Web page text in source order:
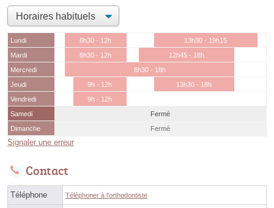
Lundi 8h30 - 12h
13h30 - 19h15
Mardi
8h30 - 12h
12h45 - 18h
Mercredi
8h30 - 18h
Jeudi
9h - 12h
13h30 - 18h
Vendredi
9h - 12h
Samedi
Fermé
Dimanche
Fermé
Signaler une erreur
Contact
Téléphone Téléphoner à l'orthodontiste